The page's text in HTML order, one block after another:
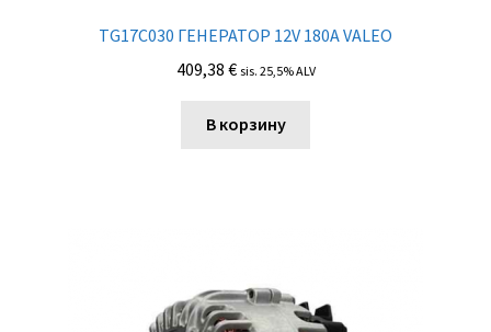
TG17C030 ГЕНЕРАТОР 12V 180A VALEO
409,38 € sis. 25,5% ALV
В корзину